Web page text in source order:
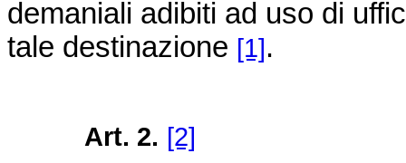
demaniali adibiti ad uso di
tale destinazione [1].
Art. 2. [2]